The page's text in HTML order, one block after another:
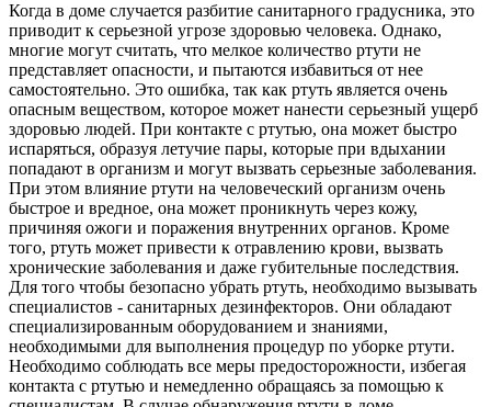
Когда в доме случается разбитие санитарного градусника, это
приводит к серьезной угрозе здоровью человека. Однако,
многие могут считать, что мелкое количество ртути не
представляет опасности, и пытаются избавиться от нее
самостоятельно. Это ошибка, так как ртуть является очень
опасным веществом, которое может нанести серьезный ущерб
здоровью людей. При контакте с ртутью, она может быстро
испаряться, образуя летучие пары, которые при вдыхании
попадают в организм и могут вызвать серьезные заболевания.
При этом влияние ртути на человеческий организм очень
быстрое и вредное, она может проникнуть через кожу,
причиняя ожоги и поражения внутренних органов. Кроме
того, ртуть может привести к отравлению крови, вызвать
хронические заболевания и даже губительные последствия.
Для того чтобы безопасно убрать ртуть, необходимо вызывать
специалистов - санитарных дезинфекторов. Они обладают
специализированным оборудованием и знаниями,
необходимыми для выполнения процедур по уборке ртути.
Необходимо соблюдать все меры предосторожности, избегая
контакта с ртутью и немедленно обращаясь за помощью к